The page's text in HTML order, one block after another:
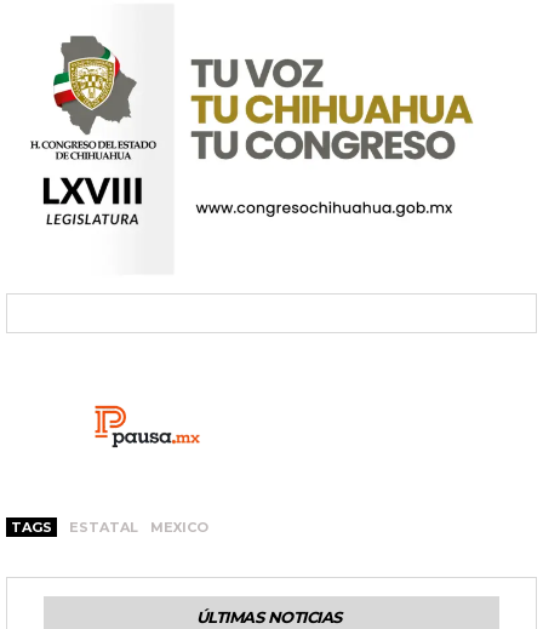
TAGS ESTATAL MEXICO
ÚLTIMAS NOTICIAS